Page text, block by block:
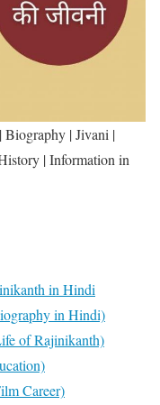
Biography | Jivani |
| Information in
in Hindi
in Hindi)
of Rajinikanth)
Career)